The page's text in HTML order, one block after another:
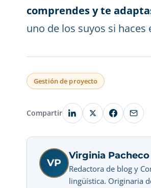
comprendes y te
uno de los suyos si
Gestión de proyecto
Compartir
VP
Virginia Pacheco
Redactora de blog y
lingüística. Originaria